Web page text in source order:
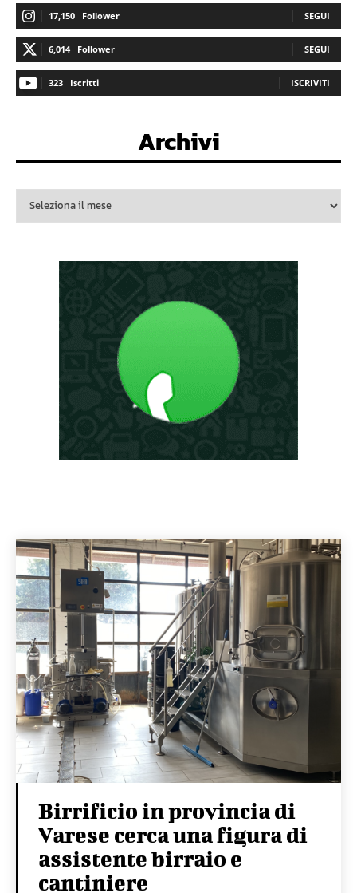
17,150 Follower SEGUI
6,014 Follower SEGUI
323 Iscritti ISCRIVITI
Archivi
Birrificio in provincia di
Varese cerca una figura di
assistente birraio e
cantiniere